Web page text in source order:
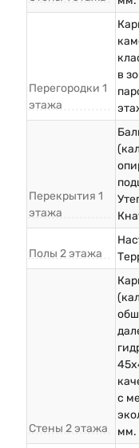
Перегородки 1
этажа
в
Перекрытия 1
этажа
Полы 2 этажа
Стены 2 этажа
с
мм.